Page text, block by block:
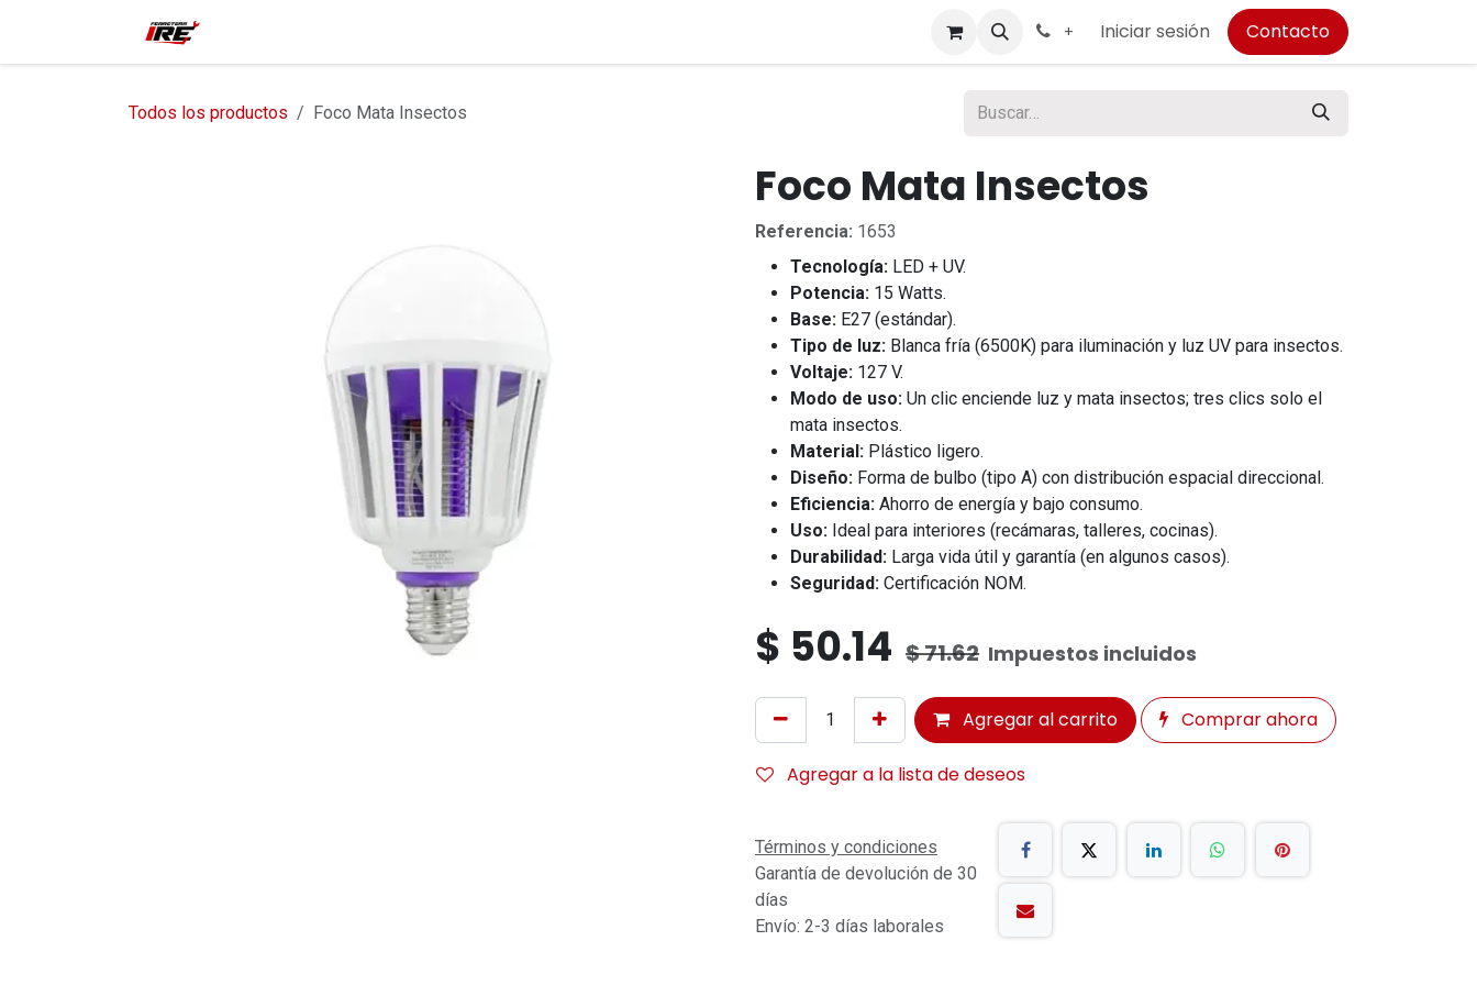
+ Iniciar sesión Contacto
Todos los productos Foco Mata Insectos
Foco Mata Insectos
Referencia: 1653
Tecnología: LED + UV.
Potencia: 15 Watts.
Base: E27 (estándar).
Tipo de luz: Blanca fría (6500K) para iluminación y luz UV para insectos.
Voltaje: 127 V.
Modo de uso: Un clic enciende luz y mata insectos; tres clics solo el
mata insectos.
Material: Plástico ligero.
Diseño: Forma de bulbo (tipo A) con distribución espacial direccional.
Eficiencia: Ahorro de energía y bajo consumo.
Uso: Ideal para interiores (recámaras, talleres, cocinas).
Durabilidad: Larga vida útil y garantía (en algunos casos).
Seguridad: Certificación NOM.
$ 50.14 $71.62 Impuestos incluidos
Agregar al carrito Comprar ahora
Agregar a la lista de deseos
Términos y condiciones
Garantía de devolución de 30
días
Envío: 2-3 días laborales